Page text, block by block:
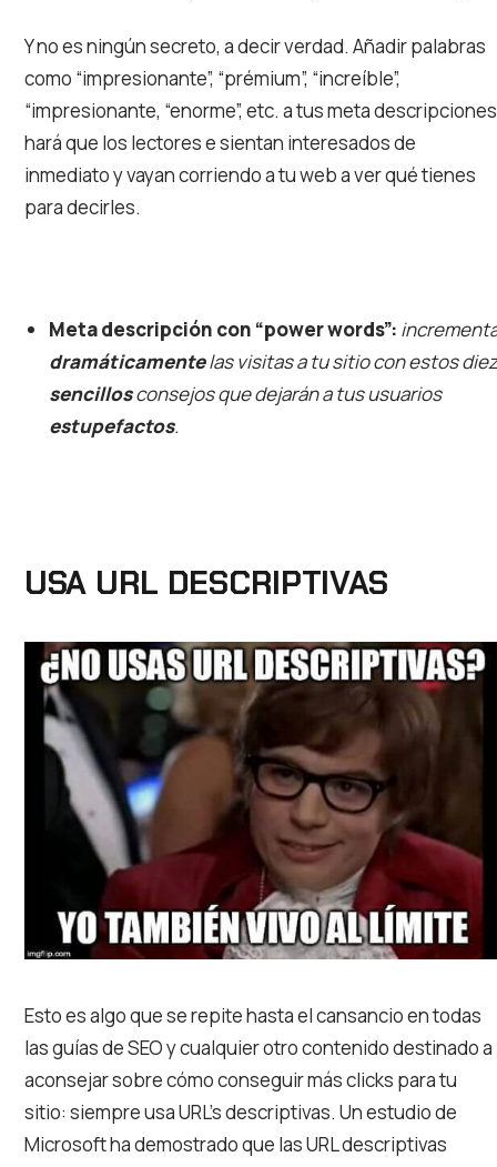
Y no es ningún secreto, a decir verdad. Añadir palabras
como “impresionante”, “prémium”, “increíble”,
“impresionante, “enorme”, etc. a tus meta descripciones
hará que los lectores e sientan interesados de
inmediato y vayan corriendo a tu web a ver qué tienes
para decirles.
Meta descripción con “power words”:
dramáticamentelas visitas a tu sitio con estos diez
sencillosconsejos que dejarán a tus usuarios
estupefactos.
USA URL DESCRIPTIVAS
Esto es algo que se repite hasta el cansancio en todas
las guías de SEO y cualquier otro contenido destinado a
aconsejar sobre cómo conseguir más clicks para tu
sitio: siempre usa URL’s descriptivas. Un estudio de
Microsoft ha demostrado que las URL descriptivas